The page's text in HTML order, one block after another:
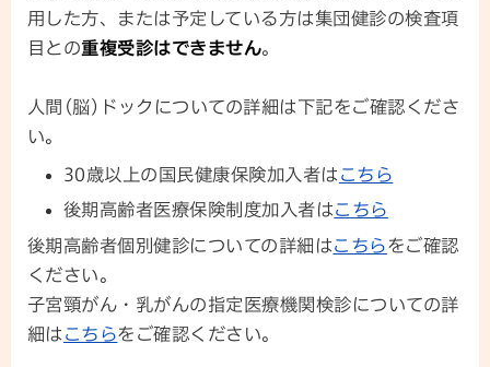
用した方、または予定している方は集団健診の検査項
目との重複受診はできません。
人間(脳)ドックについての詳細は下記をご確認くださ
い。
30歳以上の国民健康保険加入者は こちら
後期高齢者医療保険制度加入者はこちら
後期高齢者個別健診についての詳細はこちらをご確認
ください。
子宮頸がん・乳がんの指定医療機関検診についての詳
細は こちらをご確認ください。